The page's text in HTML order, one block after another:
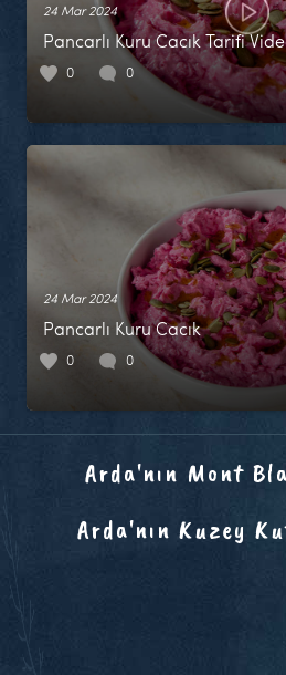
24 Mar 2024
Pancarlı Kuru Cacık Tarifi
0 0
24 Mar 2024
Pancarlı Kuru Cacık
0 0
Arda'nın Mont
Arda'nın Kuzey